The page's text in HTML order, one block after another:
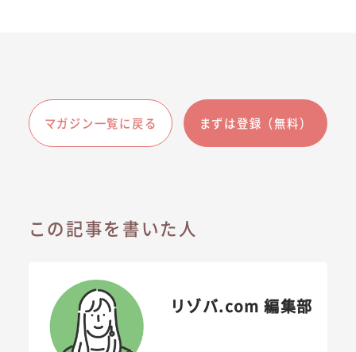
マガジン一覧に戻る まずは登録（無料）
この記事を書いた人
リゾバ.com 編集部